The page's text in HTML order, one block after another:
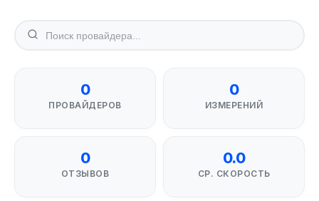
0
ПРОВАЙДЕРОВ
0
ИЗМЕРЕНИЙ
0
ОТЗЫВОВ
0.0
СР. СКОРОСТЬ